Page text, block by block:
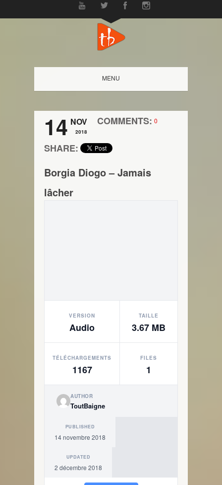
MENU
14 NOV
2018
COMMENTS: 0
SHARE:
Borgia Diogo – Jamais
lâcher
VERSION
Audio
TAILLE
3.67 MB
TÉLÉCHARGEMENTS
1167
FILES
1
AUTHOR
ToutBaigne
PUBLISHED
14 novembre 2018
UPDATED
2 décembre 2018